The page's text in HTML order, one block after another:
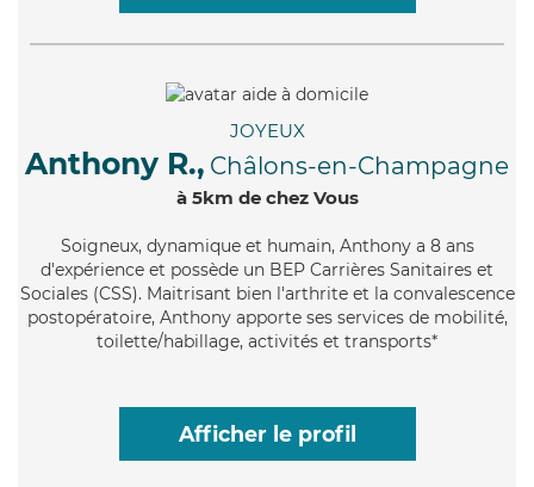
JOYEUX
Anthony R., Châlons-en-Champagne
à 5km de chez Vous
Soigneux, dynamique et humain, Anthony a 8 ans
d'expérience et possède un BEP Carrières Sanitaires et
Sociales (CSS). Maitrisant bien l'arthrite et la convalescence
postopératoire, Anthony apporte ses services de mobilité,
toilette/habillage, activités et transports*
Afficher le profil